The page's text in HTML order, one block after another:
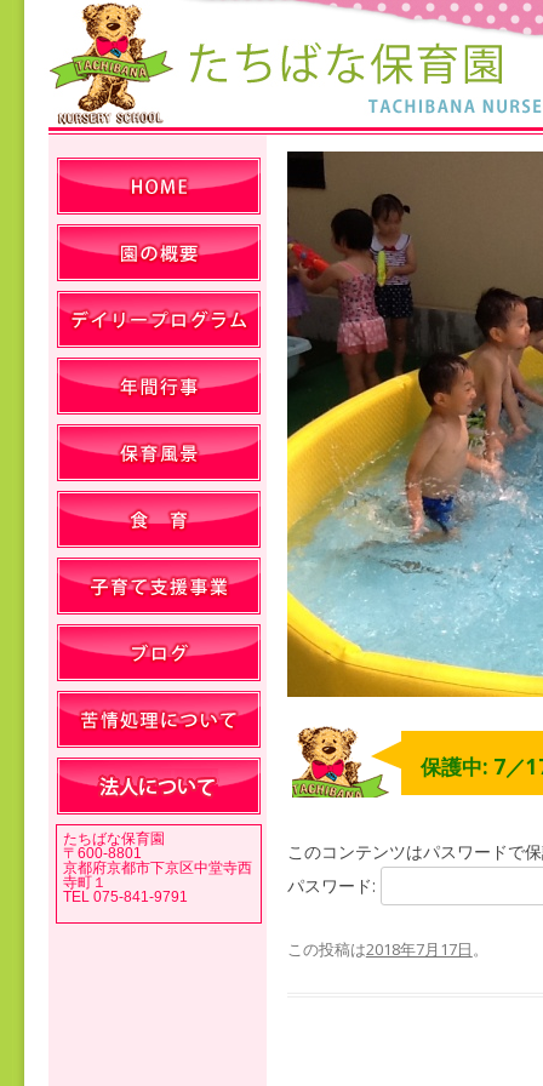
保護中: 7／
このコンテンツはパスワードで
パスワード:
この投稿は2018年7月17日。
たちばな保育園
〒600-8801
京都府京都市下京区中堂寺西
寺町１
TEL 075-841-9791